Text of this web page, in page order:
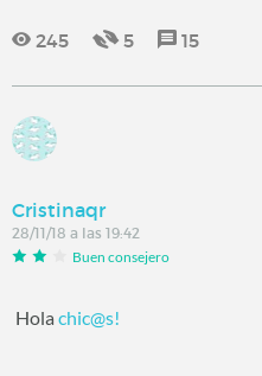
245 5 15
Cristinaqr
28/11/18 a las 19:42
Buen consejero
Hola chic@s!